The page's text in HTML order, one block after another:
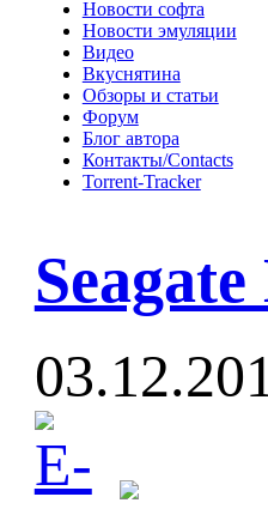
Новости софта
Новости эмуляции
Видео
Вкуснятина
Обзоры и статьи
Форум
Блог автора
Контакты/Contacts
Torrent-Tracker